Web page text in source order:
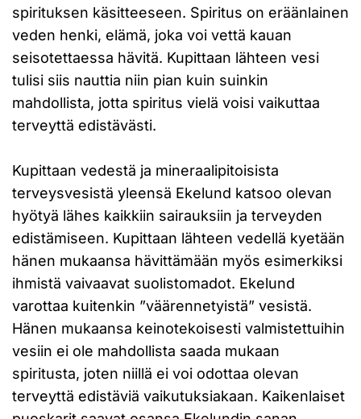
spirituksen käsitteeseen. Spiritus on eräänlainen
veden henki, elämä, joka voi vettä kauan
seisotettaessa hävitä. Kupittaan lähteen vesi
tulisi siis nauttia niin pian kuin suinkin
mahdollista, jotta spiritus vielä voisi vaikuttaa
terveyttä edistävästi.
Kupittaan vedestä ja mineraalipitoisista
terveysvesistä yleensä Ekelund katsoo olevan
hyötyä lähes kaikkiin sairauksiin ja terveyden
edistämiseen. Kupittaan lähteen vedellä kyetään
hänen mukaansa hävittämään myös esimerkiksi
ihmistä vaivaavat suolistomadot. Ekelund
varottaa kuitenkin ”väärennetyistä” vesistä.
Hänen mukaansa keinotekoisesti valmistettuihin
vesiin ei ole mahdollista saada mukaan
spiritusta, joten niillä ei voi odottaa olevan
terveyttä edistäviä vaikutuksiakaan. Kaikenlaiset